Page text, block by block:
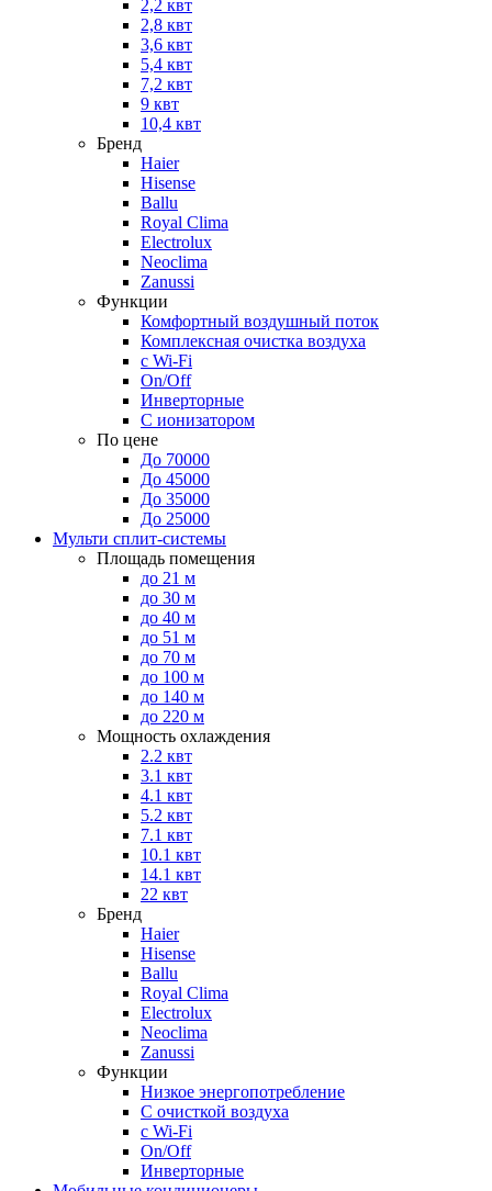
2,2 квт
2,8 квт
3,6 квт
5,4 квт
7,2 квт
9 квт
10,4 квт
Бренд
Haier
Hisense
Ballu
Royal Clima
Electrolux
Neoclima
Zanussi
Функции
Комфортный воздушный поток
Комплексная очистка воздуха
с Wi-Fi
On/Off
Инверторные
С ионизатором
По цене
До 70000
До 45000
До 35000
До 25000
Мульти сплит-системы
Площадь помещения
до 21 м
до 30 м
до 40 м
до 51 м
до 70 м
до 100 м
до 140 м
до 220 м
Мощность охлаждения
2.2 квт
3.1 квт
4.1 квт
5.2 квт
7.1 квт
10.1 квт
14.1 квт
22 квт
Бренд
Haier
Hisense
Ballu
Royal Clima
Electrolux
Neoclima
Zanussi
Функции
Низкое энергопотребление
С очисткой воздуха
с Wi-Fi
On/Off
Инверторные